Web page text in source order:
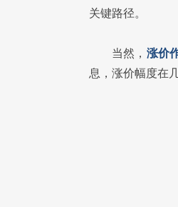
关键路径。
当然， 涨价
息，涨价幅度在